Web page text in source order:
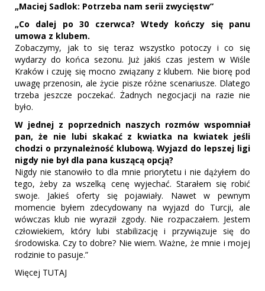
„Maciej Sadlok: Potrzeba nam serii zwycięstw”
„Co dalej po 30 czerwca? Wtedy kończy się panu
umowa z klubem.
Zobaczymy, jak to się teraz wszystko potoczy i co się
wydarzy do końca sezonu. Już jakiś czas jestem w Wiśle
Kraków i czuję się mocno związany z klubem. Nie biorę pod
uwagę przenosin, ale życie pisze różne scenariusze. Dlatego
trzeba jeszcze poczekać. Żadnych negocjacji na razie nie
było.
W jednej z poprzednich naszych rozmów wspomniał
pan, że nie lubi skakać z kwiatka na kwiatek jeśli
chodzi o przynależność klubową. Wyjazd do lepszej ligi
nigdy nie był dla pana kuszącą opcją?
Nigdy nie stanowiło to dla mnie priorytetu i nie dążyłem do
tego, żeby za wszelką cenę wyjechać. Starałem się robić
swoje. Jakieś oferty się pojawiały. Nawet w pewnym
momencie byłem zdecydowany na wyjazd do Turcji, ale
wówczas klub nie wyraził zgody. Nie rozpaczałem. Jestem
człowiekiem, który lubi stabilizację i przywiązuje się do
środowiska. Czy to dobre? Nie wiem. Ważne, że mnie i mojej
rodzinie to pasuje.”
Więcej TUTAJ